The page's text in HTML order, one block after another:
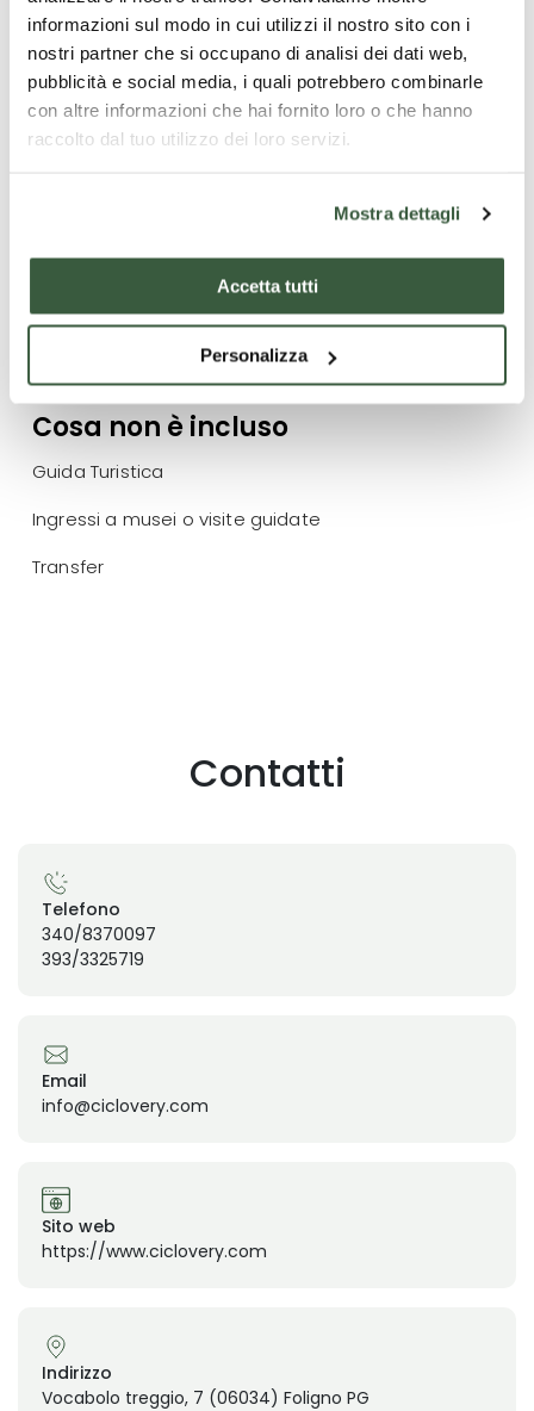
informazioni sul modo in cui utilizzi il nostro sito con i
nostri partner che si occupano di analisi dei dati web,
pubblicità e social media, i quali potrebbero combinarle
con altre informazioni che hai fornito loro o che hanno
raccolto dal tuo utilizzo dei loro servizi.
Mostra dettagli
Accetta tutti
Personalizza
Obbligo di prenotazione tramite mail.
Cosa è incluso
Degustazione
Cosa non è incluso
Guida Turistica
Ingressi a musei o visite guidate
Transfer
Contatti
Telefono
340/8370097
393/3325719
Email
info@ciclovery.com
Sito web
https://www.ciclovery.com
Indirizzo
Vocabolo treggio, 7 (06034) Foligno PG